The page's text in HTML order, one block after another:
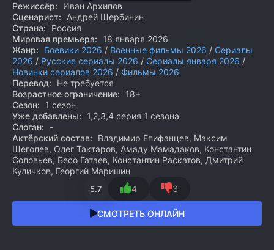
Режиссёр:
Иван Архипов
Сценарист:
Андрей Щербинин
Страна:
Россия
Мировая премьера:
18 января 2026
Жанр:
Боевики 2026 / Военные фильмы 2026 / Сериалы
2026 / Русские сериалы 2026 / Сериалы января 2026 /
Новинки сериалов 2026 / Фильмы 2026
Перевод:
Не требуется
Возрастное ограничение:
18+
Сезон:
1 сезон
Уже добавлены:
1,2,3,4 серия 1 сезона
Слоган:
-
Актёрский состав:
Владимир Епифанцев, Максим
Щеголев, Олег Тактаров, Амаду Мамадаков, Константин
Соловьев, Бесо Гатаев, Константин Раскатов, Дмитрий
Куличков, Георгий Маришин
5.7 4 3
СМОТРЕТЬ ОНЛАЙН